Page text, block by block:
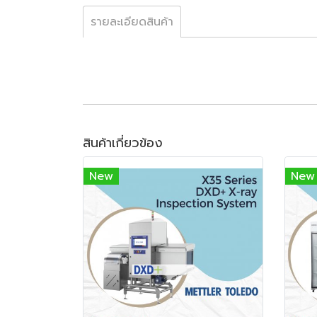
รายละเอียดสินค้า
สินค้าเกี่ยวข้อง
New New